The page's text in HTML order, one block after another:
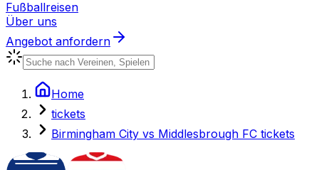
Fußballreisen
Über uns
Angebot anfordern
Home
tickets
Birmingham City vs Middlesbrough FC tickets